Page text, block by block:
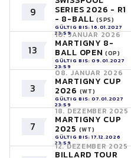
9 SERIES 2026 - R1
- 8-BALL(SPS)
GÜLTIG BIS: 16.01.2027
23:59
13
10. JANUAR 2026
MARTIGNY 8-
BALL OPEN (OP)
GÜLTIG BIS: 09.01.2027
23:59
3
08. JANUAR 2026
MARTIGNY CUP
2026 (WT)
GÜLTIG BIS: 07.01.2027
23:59
7
18. DEZEMBER 2025
MARTIGNY CUP
2025 (WT)
GÜLTIG BIS: 17.12.2026
23:59
12. DEZEMBER 2025
BILLARD TOUR